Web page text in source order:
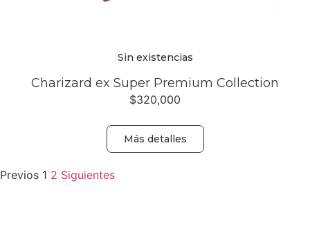
Sin existencias
Charizard ex Super Premium Collection
$320,000
Más detalles
Previos 1 2 Siguientes